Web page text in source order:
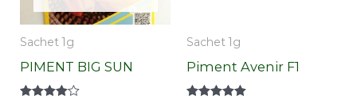
Sachet 1g
PIMENT BIG SUN
Sachet 1g
Piment Avenir F1